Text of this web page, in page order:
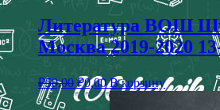
Литература ВОШ
Москва 2019-2020
₽50,00 ₽0,00 В корзину